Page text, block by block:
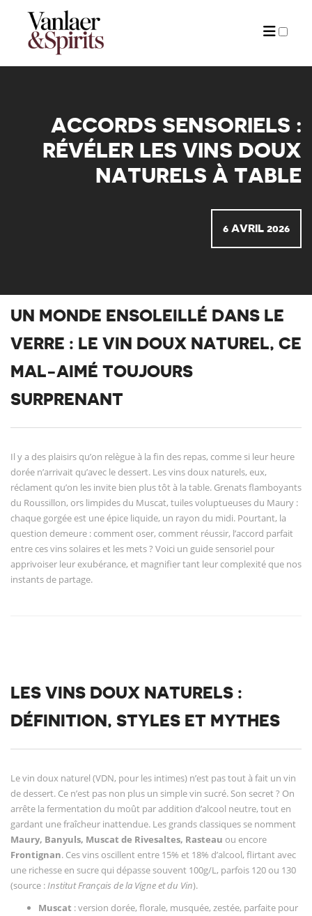
ACCORDS SENSORIELS :
RÉVÉLER LES VINS DOUX
NATURELS À TABLE
6 AVRIL 2026
UN MONDE ENSOLEILLÉ DANS LE
VERRE : LE VIN DOUX NATUREL, CE
MAL-AIMÉ TOUJOURS
SURPRENANT
Il y a des plaisirs qu’on relègue à la fin des repas, comme si leur heure
dorée n’arrivait qu’avec le dessert. Les vins doux naturels, eux,
réclament qu’on les invite bien plus tôt à la table. Grenats flamboyants
du Roussillon, ors limpides du Muscat, tuiles voluptueuses du Maury :
chaque gorgée est une épice liquide, un rayon du midi. Pourtant, la
question demeure : comment oser, comment réussir, l’accord parfait
entre ces vins solaires et les mets ? Voici un guide sensoriel pour
apprivoiser leur exubérance, et magnifier tant leur complexité que nos
instants de partage.
LES VINS DOUX NATURELS :
DÉFINITION, STYLES ET MYTHES
Le vin doux naturel (VDN, pour les intimes) n’est pas tout à fait un vin
de dessert. Ce n’est pas non plus un simple vin sucré. Son secret ? On
arrête la fermentation du moût par addition d’alcool neutre, tout en
gardant une fraîcheur inattendue. Les grands classiques se nomment
Maury, Banyuls, Muscat de Rivesaltes, Rasteau ou encore
Frontignan. Ces vins oscillent entre 15% et 18% d’alcool, flirtant avec
une richesse en sucre qui dépasse souvent 100g/L, parfois 120 ou 130
(source :Institut Français de la Vigne et du Vin).
Muscat : version dorée, florale, musquée, zestée, parfaite pour